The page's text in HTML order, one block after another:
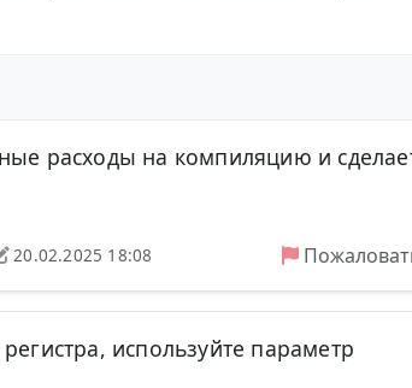
расходы на компиляцию и
20.02.2025 18:08
используйте параметр